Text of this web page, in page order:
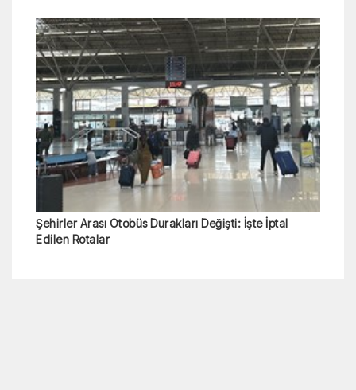
Şehirler Arası Otobüs Durakları Değişti: İşte İptal
Edilen Rotalar